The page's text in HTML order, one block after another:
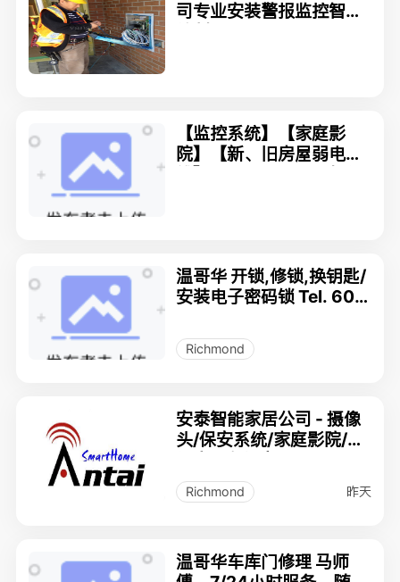
司专业安装警报监控智能
【监控系统】【家庭影
院】【新、旧房屋弱电布
温哥华 开锁,修锁,换钥匙/
安装电子密码锁 Tel. 604
Richmond
安泰智能家居公司 - 摄像
头/保安系统/家庭影院/智
Richmond 昨天
温哥华车库门修理 马师